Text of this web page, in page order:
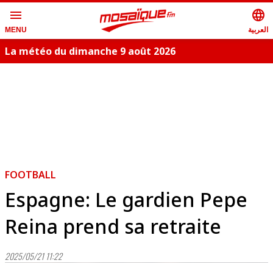
menu
MENU
language
العربية
La météo du dimanche 9 août 2026
FOOTBALL
Espagne: Le gardien Pepe
Reina prend sa retraite
2025/05/21 11:22